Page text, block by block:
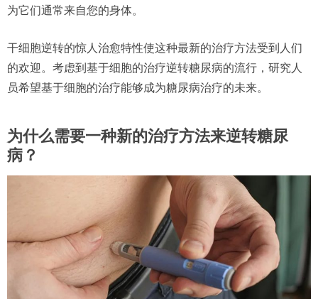
为它们通常来自您的身体。
干细胞逆转的惊人治愈特性使这种最新的治疗方法受到人们
的欢迎。考虑到基于细胞的治疗逆转糖尿病的流行，研究人
员希望基于细胞的治疗能够成为糖尿病治疗的未来。
为什么需要一种新的治疗方法来逆转糖尿
病？